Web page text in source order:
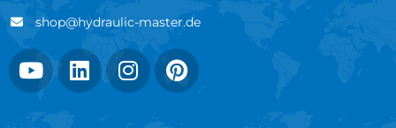
shop@hydraulic-master.de